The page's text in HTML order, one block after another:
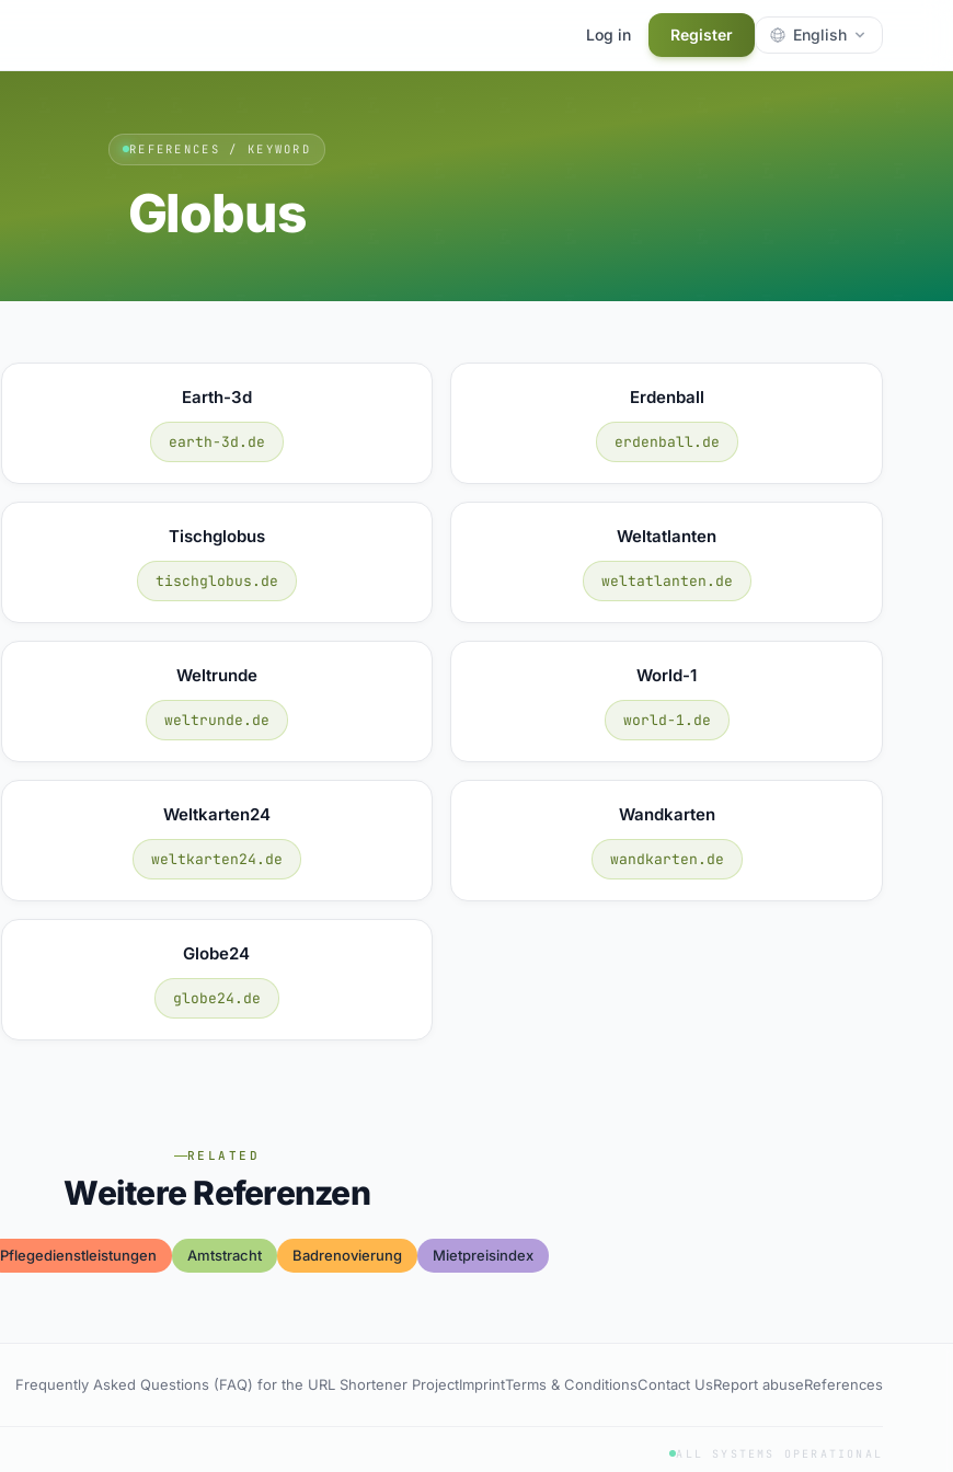
Log in Register English
REFERENCES / KEYWORD
Globus
Earth-3d
earth-3d.de
Erdenball
erdenball.de
Tischglobus
tischglobus.de
Weltatlanten
weltatlanten.de
Weltrunde
weltrunde.de
World-1
world-1.de
Weltkarten24
weltkarten24.de
Wandkarten
wandkarten.de
Globe24
globe24.de
RELATED
Weitere Referenzen
Pflegedienstleistungen Amtstracht Badrenovierung Mietpreisindex
Frequently Asked Questions (FAQ) for the URL Shortener ProjectImprintTerms & ConditionsContact UsReport abuseReferences
ALL SYSTEMS OPERATIONAL